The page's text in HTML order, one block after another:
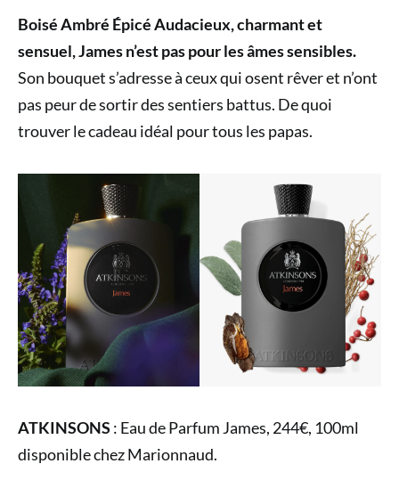
Boisé Ambré Épicé Audacieux, charmant et
sensuel, James n’est pas pour les âmes sensibles.
Son bouquet s’adresse à ceux qui osent rêver et n’ont
pas peur de sortir des sentiers battus. De quoi
trouver le cadeau idéal pour tous les papas.
ATKINSONS : Eau de Parfum James, 244€, 100ml
disponible chez Marionnaud.